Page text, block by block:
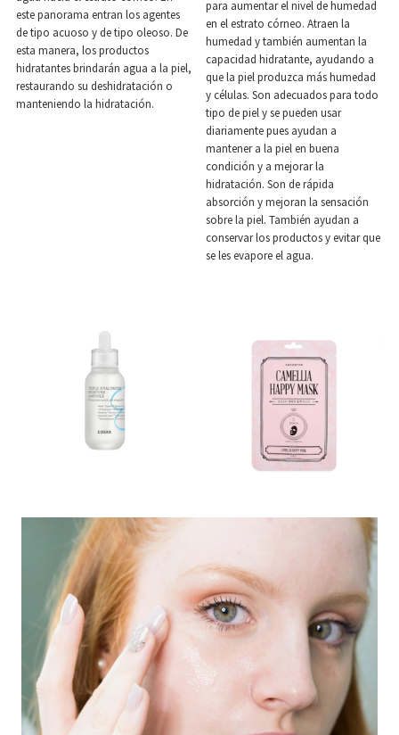
este panorama entran los agentes
de tipo acuoso y de tipo oleoso. De
esta manera, los productos
hidratantes brindarán agua a la piel,
restaurando su deshidratación o
manteniendo la hidratación.
para aumentar el nivel de humedad
en el estrato córneo. Atraen la
humedad y también aumentan la
capacidad hidratante, ayudando a
que la piel produzca más humedad
y células. Son adecuados para todo
tipo de piel y se pueden usar
diariamente pues ayudan a
mantener a la piel en buena
condición y a mejorar la
hidratación. Son de rápida
absorción y mejoran la sensación
sobre la piel. También ayudan a
conservar los productos y evitar que
se les evapore el agua.